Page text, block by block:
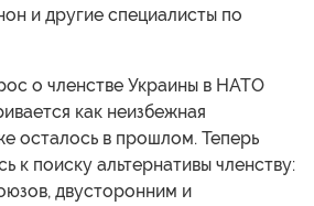
и другие специалисты по
о членстве Украины в НАТО
как неизбежная
осталось в прошлом. Теперь
к поиску альтернативы членству:
двусторонним и